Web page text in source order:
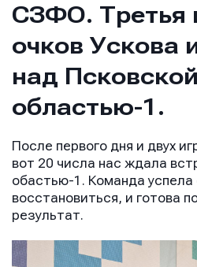
СЗФО. Третья
очков Ускова
над Псковской
областью-1.
После первого дня и двух
вот 20 числа нас ждала
обастью-1. Команда успела
восстановиться, и готова
результат.